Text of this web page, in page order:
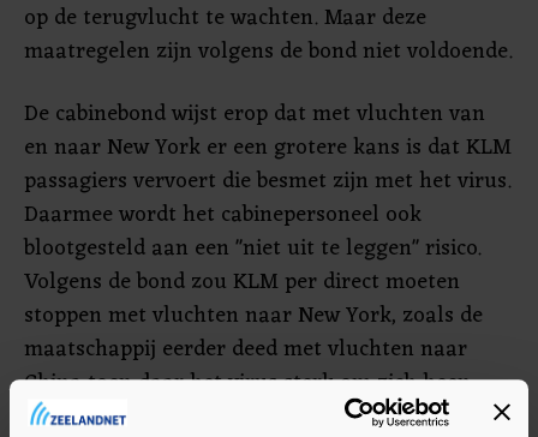
op de terugvlucht te wachten. Maar deze
maatregelen zijn volgens de bond niet voldoende.
De cabinebond wijst erop dat met vluchten van
en naar New York er een grotere kans is dat KLM
passagiers vervoert die besmet zijn met het virus.
Daarmee wordt het cabinepersoneel ook
blootgesteld aan een "niet uit te leggen" risico.
Volgens de bond zou KLM per direct moeten
stoppen met vluchten naar New York, zoals de
maatschappij eerder deed met vluchten naar
China toen daar het virus sterk om zich heen
greep.